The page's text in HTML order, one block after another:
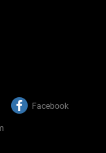
Facebook